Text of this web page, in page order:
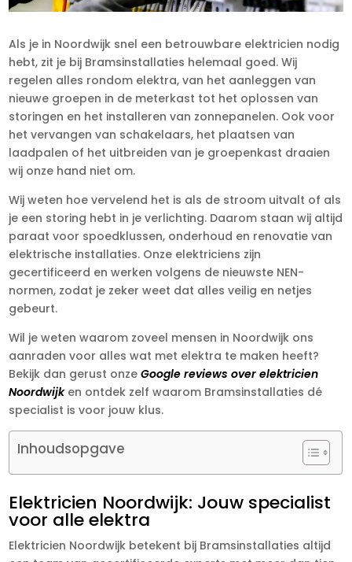
Als je in Noordwijk snel een betrouwbare elektricien nodig
hebt, zit je bij Bramsinstallaties helemaal goed. Wij
regelen alles rondom elektra, van het aanleggen van
nieuwe groepen in de meterkast tot het oplossen van
storingen en het installeren van zonnepanelen. Ook voor
het vervangen van schakelaars, het plaatsen van
laadpalen of het uitbreiden van je groepenkast draaien
wij onze hand niet om.
Wij weten hoe vervelend het is als de stroom uitvalt of als
je een storing hebt in je verlichting. Daarom staan wij altijd
paraat voor spoedklussen, onderhoud en renovatie van
elektrische installaties. Onze elektriciens zijn
gecertificeerd en werken volgens de nieuwste NEN-
normen, zodat je zeker weet dat alles veilig en netjes
gebeurt.
Wil je weten waarom zoveel mensen in Noordwijk ons
aanraden voor alles wat met elektra te maken heeft?
Bekijk dan gerust onzeGoogle reviews over elektricien
Noordwijken ontdek zelf waarom Bramsinstallaties dé
specialist is voor jouw klus.
Inhoudsopgave
Elektricien Noordwijk: Jouw specialist
voor alle elektra
Elektricien Noordwijk betekent bij Bramsinstallaties altijd